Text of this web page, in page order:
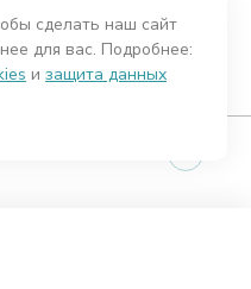
сделать наш сайт
для вас. Подробнее:
и защита данных